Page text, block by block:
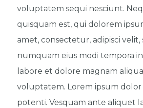
voluptatem sequi nesciunt.
quisquam est, qui dolorem
amet, consectetur, adipisci velit,
numquam eius modi tempora
labore et dolore magnam
voluptatem. Lorem ipsum dolor
potenti. Vesquam ante aliquet